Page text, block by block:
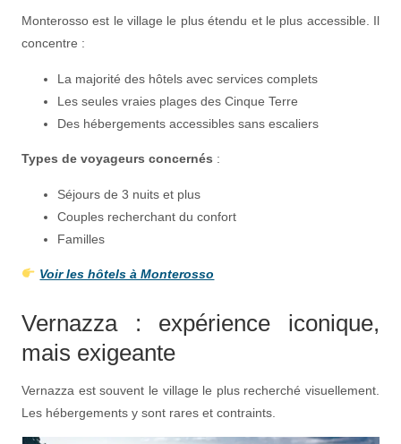
Monterosso est le village le plus étendu et le plus accessible. Il
concentre :
La majorité des hôtels avec services complets
Les seules vraies plages des Cinque Terre
Des hébergements accessibles sans escaliers
Types de voyageurs concernés :
Séjours de 3 nuits et plus
Couples recherchant du confort
Familles
Voir les hôtels à Monterosso
Vernazza : expérience iconique,
mais exigeante
Vernazza est souvent le village le plus recherché visuellement.
Les hébergements y sont rares et contraints.